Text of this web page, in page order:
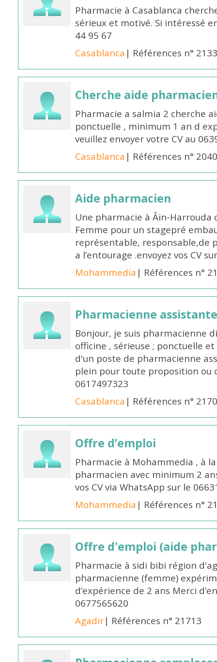
Pharmacie à Casablanca
sérieux et motivé. Si intéressé
44 95 67
Casablanca | Références n°
Cherche aide
Pharmacie a salmia 2 cherche
ponctuelle , minimum 1 an d
veuillez envoyer votre CV au
Casablanca | Références n°
Aide pharmacien
Une pharmacie à Âïn-Harrouda
Femme pour un stagepré
représentable,
a l’entourage .envoyez vos CV
Mohammedia | Références n°
Pharmacienne
Bonjour, je suis pharmacienne
officine , sérieuse ; ponctuelle
d'un poste de pharmacienne
plein pour toute proposition ou
0617497323
Casablanca | Références n°
Offre d’emploi
Pharmacie à Mohammedia , à
pharmacien avec minimum 2
vos CV via WhatsApp sur le
Mohammedia | Références n°
Offre d'emploi (aide
Pharmacie à sidi bibi région
pharmacienne (femme)
d’expérience de 2 ans Merci
0677565620
Agadir| Références n° 21713